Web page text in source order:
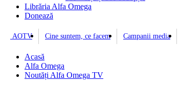
Librăria Alfa Omega
Donează
AOTV Cine suntem, ce facem Campanii media
Acasă
Alfa Omega
Noutăți Alfa Omega TV